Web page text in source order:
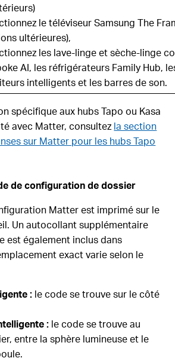
le téléviseur Samsung The
ultérieures),
les lave-linge et sèche-linge
AI, les réfrigérateurs Family Hub,
intelligents et les barres de son.
spécifique aux hubs Tapo ou Kasa
avec Matter, consultezla section
sur Matter pour les hubs Tapo
de configuration de dossier
Matter est imprimé sur le
Un autocollant supplémentaire
est également inclus dans
exact varie selon le
: le code se trouve sur le côté
: le code se trouve au
entre la sphère lumineuse et le